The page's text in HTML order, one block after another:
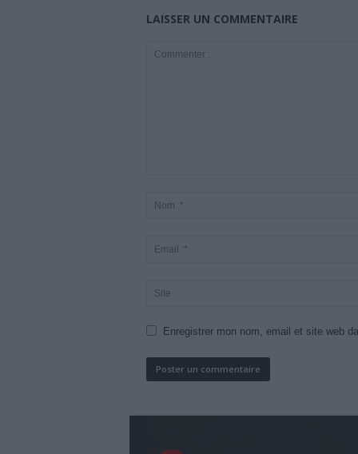
LAISSER UN COMMENTAIRE
Enregistrer mon nom, email et site web